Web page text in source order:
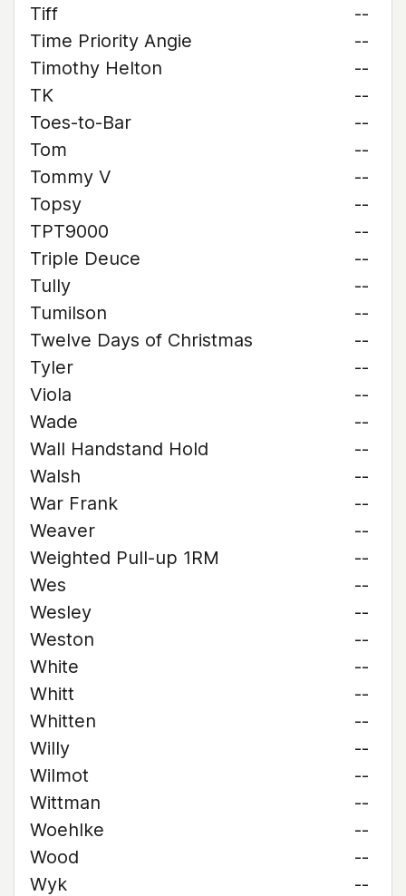
Tiff
--
Time Priority Angie
--
Timothy Helton
--
TK
--
Toes-to-Bar
--
Tom
--
Tommy V
--
Topsy
--
TPT9000
--
Triple Deuce
--
Tully
--
Tumilson
--
Twelve Days of Christmas
--
Tyler
--
Viola
--
Wade
--
Wall Handstand Hold
--
Walsh
--
War Frank
--
Weaver
--
Weighted Pull-up 1RM
--
Wes
--
Wesley
--
Weston
--
White
--
Whitt
--
Whitten
--
Willy
--
Wilmot
--
Wittman
--
Woehlke
--
Wood
--
Wyk
--